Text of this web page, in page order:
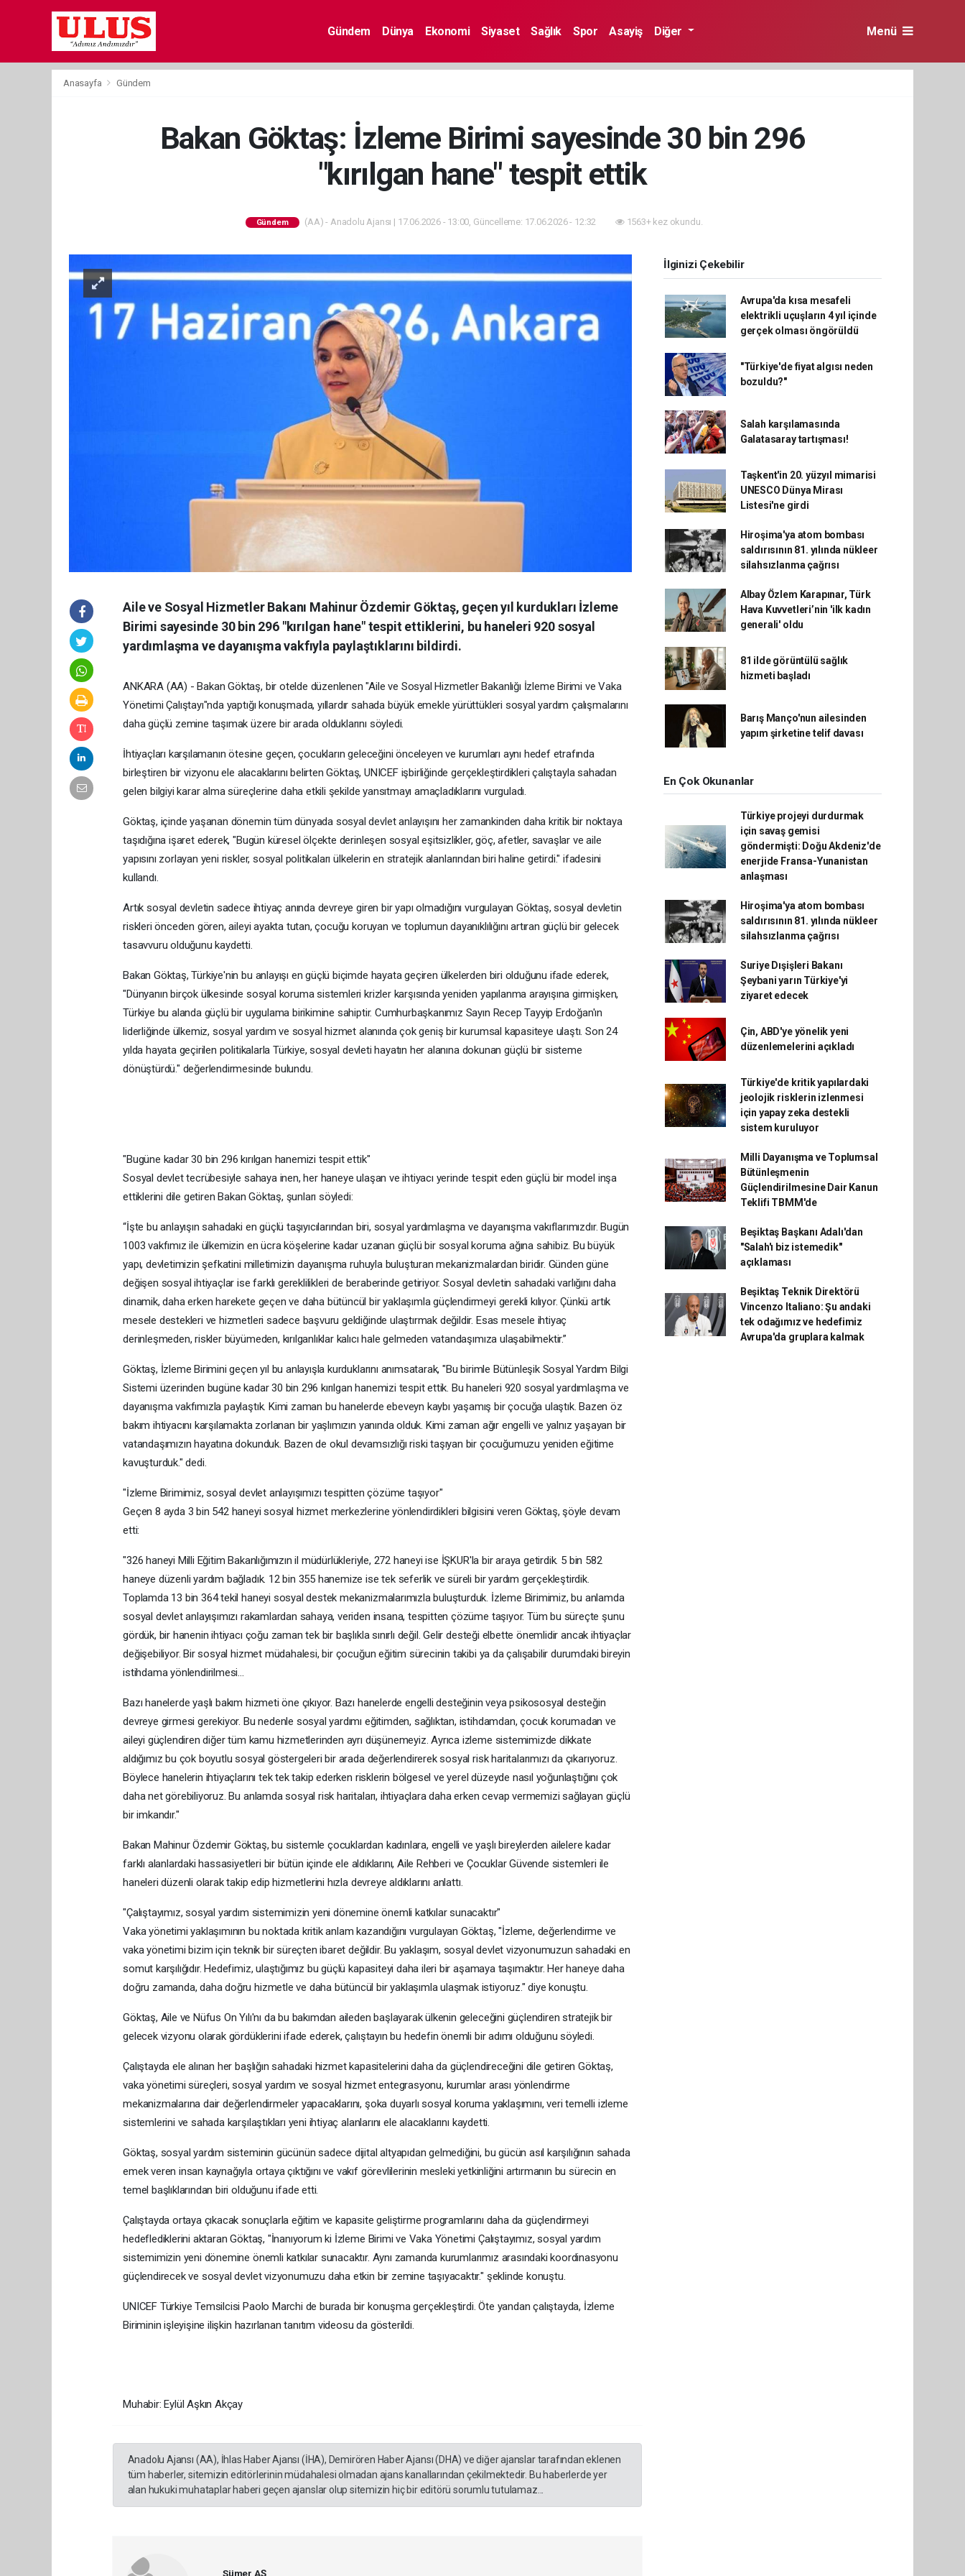
Gündem Dünya Ekonomi Siyaset Sağlık Spor Asayiş Diğer Menü
Anasayfa Gündem
Bakan Göktaş: İzleme Birimi sayesinde 30 bin 296
"kırılgan hane" tespit ettik
Gündem (AA) - Anadolu Ajansı | 17.06.2026 - 13:00, Güncelleme: 17.06.2026 - 12:32 1563+ kez okundu.
Aile ve Sosyal Hizmetler Bakanı Mahinur Özdemir Göktaş, geçen yıl kurdukları İzleme
Birimi sayesinde 30 bin 296 "kırılgan hane" tespit ettiklerini, bu haneleri 920 sosyal
yardımlaşma ve dayanışma vakfıyla paylaştıklarını bildirdi.
ANKARA (AA) - Bakan Göktaş, bir otelde düzenlenen "Aile ve Sosyal Hizmetler Bakanlığı İzleme Birimi ve Vaka
Yönetimi Çalıştayı"nda yaptığı konuşmada, yıllardır sahada büyük emekle yürüttükleri sosyal yardım çalışmalarını
daha güçlü zemine taşımak üzere bir arada olduklarını söyledi.
İhtiyaçları karşılamanın ötesine geçen, çocukların geleceğini önceleyen ve kurumları aynı hedef etrafında
birleştiren bir vizyonu ele alacaklarını belirten Göktaş, UNICEF işbirliğinde gerçekleştirdikleri çalıştayla sahadan
gelen bilgiyi karar alma süreçlerine daha etkili şekilde yansıtmayı amaçladıklarını vurguladı.
Göktaş, içinde yaşanan dönemin tüm dünyada sosyal devlet anlayışını her zamankinden daha kritik bir noktaya
taşıdığına işaret ederek, "Bugün küresel ölçekte derinleşen sosyal eşitsizlikler, göç, afetler, savaşlar ve aile
yapısını zorlayan yeni riskler, sosyal politikaları ülkelerin en stratejik alanlarından biri haline getirdi." ifadesini
kullandı.
Artık sosyal devletin sadece ihtiyaç anında devreye giren bir yapı olmadığını vurgulayan Göktaş, sosyal devletin
riskleri önceden gören, aileyi ayakta tutan, çocuğu koruyan ve toplumun dayanıklılığını artıran güçlü bir gelecek
tasavvuru olduğunu kaydetti.
Bakan Göktaş, Türkiye'nin bu anlayışı en güçlü biçimde hayata geçiren ülkelerden biri olduğunu ifade ederek,
"Dünyanın birçok ülkesinde sosyal koruma sistemleri krizler karşısında yeniden yapılanma arayışına girmişken,
Türkiye bu alanda güçlü bir uygulama birikimine sahiptir. Cumhurbaşkanımız Sayın Recep Tayyip Erdoğan'ın
liderliğinde ülkemiz, sosyal yardım ve sosyal hizmet alanında çok geniş bir kurumsal kapasiteye ulaştı. Son 24
yılda hayata geçirilen politikalarla Türkiye, sosyal devleti hayatın her alanına dokunan güçlü bir sisteme
dönüştürdü." değerlendirmesinde bulundu.
"Bugüne kadar 30 bin 296 kırılgan hanemizi tespit ettik"
Sosyal devlet tecrübesiyle sahaya inen, her haneye ulaşan ve ihtiyacı yerinde tespit eden güçlü bir model inşa
ettiklerini dile getiren Bakan Göktaş, şunları söyledi:
“İşte bu anlayışın sahadaki en güçlü taşıyıcılarından biri, sosyal yardımlaşma ve dayanışma vakıflarımızdır. Bugün
1003 vakfımız ile ülkemizin en ücra köşelerine kadar uzanan güçlü bir sosyal koruma ağına sahibiz. Bu büyük
yapı, devletimizin şefkatini milletimizin dayanışma ruhuyla buluşturan mekanizmalardan biridir. Günden güne
değişen sosyal ihtiyaçlar ise farklı gereklilikleri de beraberinde getiriyor. Sosyal devletin sahadaki varlığını daha
dinamik, daha erken harekete geçen ve daha bütüncül bir yaklaşımla güçlendirmeyi gerekli kılıyor. Çünkü artık
mesele destekleri ve hizmetleri sadece başvuru geldiğinde ulaştırmak değildir. Esas mesele ihtiyaç
derinleşmeden, riskler büyümeden, kırılganlıklar kalıcı hale gelmeden vatandaşımıza ulaşabilmektir.”
Göktaş, İzleme Birimini geçen yıl bu anlayışla kurduklarını anımsatarak, "Bu birimle Bütünleşik Sosyal Yardım Bilgi
Sistemi üzerinden bugüne kadar 30 bin 296 kırılgan hanemizi tespit ettik. Bu haneleri 920 sosyal yardımlaşma ve
dayanışma vakfımızla paylaştık. Kimi zaman bu hanelerde ebeveyn kaybı yaşamış bir çocuğa ulaştık. Bazen öz
bakım ihtiyacını karşılamakta zorlanan bir yaşlımızın yanında olduk. Kimi zaman ağır engelli ve yalnız yaşayan bir
vatandaşımızın hayatına dokunduk. Bazen de okul devamsızlığı riski taşıyan bir çocuğumuzu yeniden eğitime
kavuşturduk." dedi.
"İzleme Birimimiz, sosyal devlet anlayışımızı tespitten çözüme taşıyor"
Geçen 8 ayda 3 bin 542 haneyi sosyal hizmet merkezlerine yönlendirdikleri bilgisini veren Göktaş, şöyle devam
etti:
"326 haneyi Milli Eğitim Bakanlığımızın il müdürlükleriyle, 272 haneyi ise İŞKUR'la bir araya getirdik. 5 bin 582
haneye düzenli yardım bağladık. 12 bin 355 hanemize ise tek seferlik ve süreli bir yardım gerçekleştirdik.
Toplamda 13 bin 364 tekil haneyi sosyal destek mekanizmalarımızla buluşturduk. İzleme Birimimiz, bu anlamda
sosyal devlet anlayışımızı rakamlardan sahaya, veriden insana, tespitten çözüme taşıyor. Tüm bu süreçte şunu
gördük, bir hanenin ihtiyacı çoğu zaman tek bir başlıkla sınırlı değil. Gelir desteği elbette önemlidir ancak ihtiyaçlar
değişebiliyor. Bir sosyal hizmet müdahalesi, bir çocuğun eğitim sürecinin takibi ya da çalışabilir durumdaki bireyin
istihdama yönlendirilmesi...
Bazı hanelerde yaşlı bakım hizmeti öne çıkıyor. Bazı hanelerde engelli desteğinin veya psikososyal desteğin
devreye girmesi gerekiyor. Bu nedenle sosyal yardımı eğitimden, sağlıktan, istihdamdan, çocuk korumadan ve
aileyi güçlendiren diğer tüm kamu hizmetlerinden ayrı düşünemeyiz. Ayrıca izleme sistemimizde dikkate
aldığımız bu çok boyutlu sosyal göstergeleri bir arada değerlendirerek sosyal risk haritalarımızı da çıkarıyoruz.
Böylece hanelerin ihtiyaçlarını tek tek takip ederken risklerin bölgesel ve yerel düzeyde nasıl yoğunlaştığını çok
daha net görebiliyoruz. Bu anlamda sosyal risk haritaları, ihtiyaçlara daha erken cevap vermemizi sağlayan güçlü
bir imkandır."
Bakan Mahinur Özdemir Göktaş, bu sistemle çocuklardan kadınlara, engelli ve yaşlı bireylerden ailelere kadar
farklı alanlardaki hassasiyetleri bir bütün içinde ele aldıklarını, Aile Rehberi ve Çocuklar Güvende sistemleri ile
haneleri düzenli olarak takip edip hizmetlerini hızla devreye aldıklarını anlattı.
"Çalıştayımız, sosyal yardım sistemimizin yeni dönemine önemli katkılar sunacaktır"
Vaka yönetimi yaklaşımının bu noktada kritik anlam kazandığını vurgulayan Göktaş, "İzleme, değerlendirme ve
vaka yönetimi bizim için teknik bir süreçten ibaret değildir. Bu yaklaşım, sosyal devlet vizyonumuzun sahadaki en
somut karşılığıdır. Hedefimiz, ulaştığımız bu güçlü kapasiteyi daha ileri bir aşamaya taşımaktır. Her haneye daha
doğru zamanda, daha doğru hizmetle ve daha bütüncül bir yaklaşımla ulaşmak istiyoruz." diye konuştu.
Göktaş, Aile ve Nüfus On Yılı'nı da bu bakımdan aileden başlayarak ülkenin geleceğini güçlendiren stratejik bir
gelecek vizyonu olarak gördüklerini ifade ederek, çalıştayın bu hedefin önemli bir adımı olduğunu söyledi.
Çalıştayda ele alınan her başlığın sahadaki hizmet kapasitelerini daha da güçlendireceğini dile getiren Göktaş,
vaka yönetimi süreçleri, sosyal yardım ve sosyal hizmet entegrasyonu, kurumlar arası yönlendirme
mekanizmalarına dair değerlendirmeler yapacaklarını, şoka duyarlı sosyal koruma yaklaşımını, veri temelli izleme
sistemlerini ve sahada karşılaştıkları yeni ihtiyaç alanlarını ele alacaklarını kaydetti.
Göktaş, sosyal yardım sisteminin gücünün sadece dijital altyapıdan gelmediğini, bu gücün asıl karşılığının sahada
emek veren insan kaynağıyla ortaya çıktığını ve vakıf görevlilerinin mesleki yetkinliğini artırmanın bu sürecin en
temel başlıklarından biri olduğunu ifade etti.
Çalıştayda ortaya çıkacak sonuçlarla eğitim ve kapasite geliştirme programlarını daha da güçlendirmeyi
hedeflediklerini aktaran Göktaş, "İnanıyorum ki İzleme Birimi ve Vaka Yönetimi Çalıştayımız, sosyal yardım
sistemimizin yeni dönemine önemli katkılar sunacaktır. Aynı zamanda kurumlarımız arasındaki koordinasyonu
güçlendirecek ve sosyal devlet vizyonumuzu daha etkin bir zemine taşıyacaktır." şeklinde konuştu.
UNICEF Türkiye Temsilcisi Paolo Marchi de burada bir konuşma gerçekleştirdi. Öte yandan çalıştayda, İzleme
Biriminin işleyişine ilişkin hazırlanan tanıtım videosu da gösterildi.
Muhabir: Eylül Aşkın Akçay
Anadolu Ajansı (AA), İhlas Haber Ajansı (İHA), Demirören Haber Ajansı (DHA) ve diğer ajanslar tarafından eklenen
tüm haberler, sitemizin editörlerinin müdahalesi olmadan ajans kanallarından çekilmektedir. Bu haberlerde yer
alan hukuki muhataplar haberi geçen ajanslar olup sitemizin hiç bir editörü sorumlu tutulamaz...
Sümer AŞ
İlginizi Çekebilir
Avrupa'da kısa mesafeli
elektrikli uçuşların 4 yıl içinde
gerçek olması öngörüldü
"Türkiye'de fiyat algısı neden
bozuldu?"
Salah karşılamasında
Galatasaray tartışması!
Taşkent'in 20. yüzyıl mimarisi
UNESCO Dünya Mirası
Listesi'ne girdi
Hiroşima'ya atom bombası
saldırısının 81. yılında nükleer
silahsızlanma çağrısı
Albay Özlem Karapınar, Türk
Hava Kuvvetleri’nin 'ilk kadın
generali' oldu
81 ilde görüntülü sağlık
hizmeti başladı
Barış Manço'nun ailesinden
yapım şirketine telif davası
En Çok Okunanlar
Türkiye projeyi durdurmak
için savaş gemisi
göndermişti: Doğu Akdeniz'de
enerjide Fransa-Yunanistan
anlaşması
Hiroşima'ya atom bombası
saldırısının 81. yılında nükleer
silahsızlanma çağrısı
Suriye Dışişleri Bakanı
Şeybani yarın Türkiye'yi
ziyaret edecek
Çin, ABD'ye yönelik yeni
düzenlemelerini açıkladı
Türkiye'de kritik yapılardaki
jeolojik risklerin izlenmesi
için yapay zeka destekli
sistem kuruluyor
Milli Dayanışma ve Toplumsal
Bütünleşmenin
Güçlendirilmesine Dair Kanun
Teklifi TBMM'de
Beşiktaş Başkanı Adalı'dan
"Salah'ı biz istemedik"
açıklaması
Beşiktaş Teknik Direktörü
Vincenzo Italiano: Şu andaki
tek odağımız ve hedefimiz
Avrupa'da gruplara kalmak